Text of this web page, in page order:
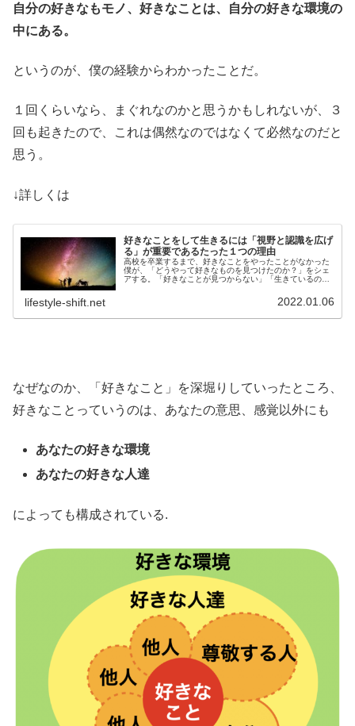
自分の好きなもモノ、好きなことは、自分の好きな環境の
中にある。
というのが、僕の経験からわかったことだ。
１回くらいなら、まぐれなのかと思うかもしれないが、３
回も起きたので、これは偶然なのではなくて必然なのだと
思う。
↓詳しくは
好きなことをして生きるには「視野と認識を広げ
る」が重要であるたった１つの理由
高校を卒業するまで、好きなことをやったことがなかった
僕が、「どうやって好きなものを見つけたのか？」をシェ
アする。「好きなことが見つからない」「生きているのが
lifestyle-shift.net 2022.01.06
なぜなのか、「好きなこと」を深堀りしていったところ、
好きなことっていうのは、あなたの意思、感覚以外にも
あなたの好きな環境
あなたの好きな人達
によっても構成されている.